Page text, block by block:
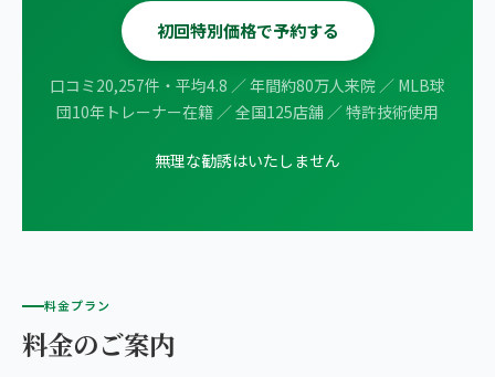
初回特別価格で予約する
口コミ20,257件・平均4.8 ／ 年間約80万人来院 ／ MLB球
団10年トレーナー在籍 ／ 全国125店舗 ／ 特許技術使用
無理な勧誘はいたしません
料金プラン
料金のご案内